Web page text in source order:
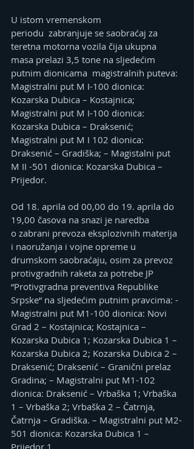
U istom vremenskom
periodu  zabranjuje se saobraćaj za
teretna motorna vozila čija ukupna
masa prelazi 3,5 tone na sljedećim
putnim dionicama  magistralnih puteva:
Magistralni put M I-100 dionica:
Kozarska Dubica – Kostajnica;
Magistralni put M I-100 dionica:
Kozarska Dubica – Draksenić;
Magistralni put M I 102 dionica:
Draksenić – Gradiška; – Magistalni put
M II -501 dionica: Kozarska Dubica –
Prijedor.
Od 18. aprila od 00,00 do 19. aprila do
19,00 časova na snazi je naredba
o zabrani prevoza eksplozivnih materija
i naoružanja i vojne opreme u
drumskom saobraćaju, osim za prevoz
protivgradnih raketa za potrebe JP
“Protivgradna preventiva Republike
Srpske“ na sljedećim putnim pravcima: -
Magistralni put M1-100 dionica: Novi
Grad 2 – Kostajnica; Kostajnica –
Kozarska Dubica 1; Kozarska Dubica 1 –
Kozarska Dubica 2; Kozarska Dubica 2 –
Draksenić; Draksenić – Granični prelaz
Gradina; – Magistralni put M1-102
dionica: Draksenić – Vrbaška 1; Vrbaška
1 – Vrbaška 2; Vrbaška 2 – Čatrnja,
Čatrnja – Gradiška. – Magistralni put M2-
501 dionica: Kozarska Dubica 1 –